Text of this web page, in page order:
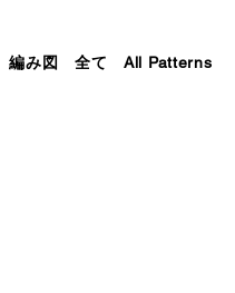
編み図 全て All Patterns